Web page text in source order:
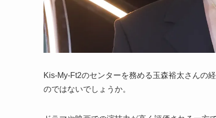
Kis-My-Ft2のセンターを務める玉森裕太さんの
のではないでしょうか。